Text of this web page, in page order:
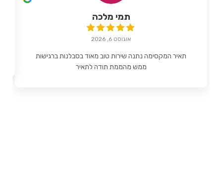
תמי מלכה
אוגוסט 6, 2026
תאיר המקסימה נתנה שירות טוב מאוד בסבלנות ברגישות
ממש מהממת תודה לתאיר